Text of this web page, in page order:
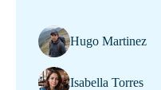
Hugo Martinez
Isabella Torres